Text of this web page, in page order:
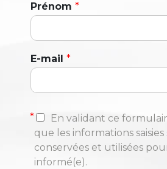
Prénom *
E-mail *
*
En validant ce
que les informations saisies
conservées et utilisées
informé(e).